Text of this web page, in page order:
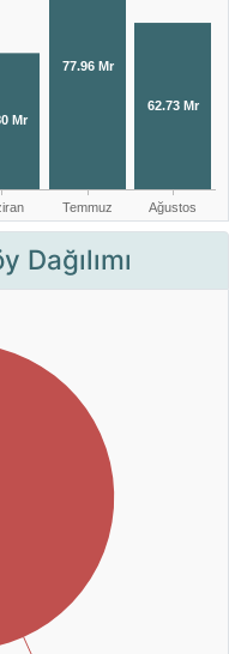
Dağılımı